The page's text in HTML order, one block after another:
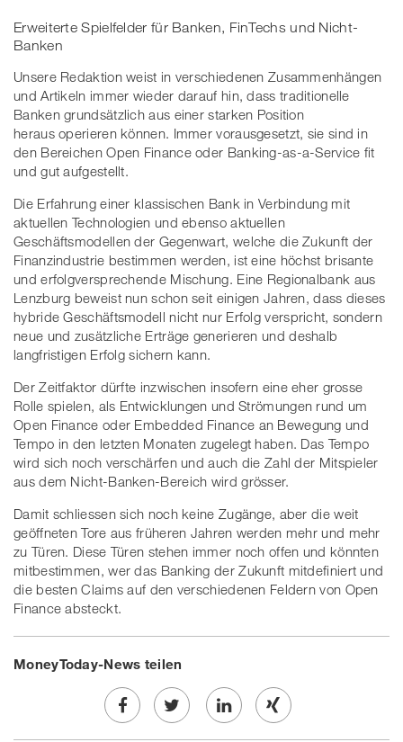
Erweiterte Spielfelder für Banken, FinTechs und Nicht-
Banken
Unsere Redaktion weist in verschiedenen Zusammenhängen
und Artikeln immer wieder darauf hin, dass traditionelle
Banken grundsätzlich aus einer starken Position
heraus operieren können. Immer vorausgesetzt, sie sind in
den Bereichen Open Finance oder Banking-as-a-Service fit
und gut aufgestellt.
Die Erfahrung einer klassischen Bank in Verbindung mit
aktuellen Technologien und ebenso aktuellen
Geschäftsmodellen der Gegenwart, welche die Zukunft der
Finanzindustrie bestimmen werden, ist eine höchst brisante
und erfolgversprechende Mischung. Eine Regionalbank aus
Lenzburg beweist nun schon seit einigen Jahren, dass dieses
hybride Geschäftsmodell nicht nur Erfolg verspricht, sondern
neue und zusätzliche Erträge generieren und deshalb
langfristigen Erfolg sichern kann.
Der Zeitfaktor dürfte inzwischen insofern eine eher grosse
Rolle spielen, als Entwicklungen und Strömungen rund um
Open Finance oder Embedded Finance an Bewegung und
Tempo in den letzten Monaten zugelegt haben. Das Tempo
wird sich noch verschärfen und auch die Zahl der Mitspieler
aus dem Nicht-Banken-Bereich wird grösser.
Damit schliessen sich noch keine Zugänge, aber die weit
geöffneten Tore aus früheren Jahren werden mehr und mehr
zu Türen. Diese Türen stehen immer noch offen und könnten
mitbestimmen, wer das Banking der Zukunft mitdefiniert und
die besten Claims auf den verschiedenen Feldern von Open
Finance absteckt.
MoneyToday-News teilen